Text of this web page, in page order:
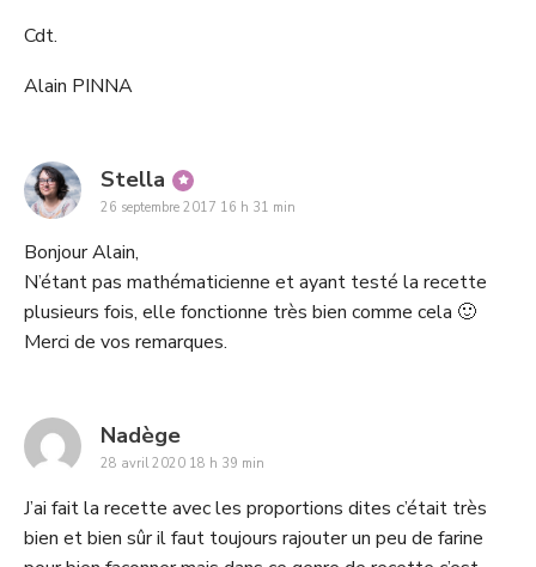
Cdt.
Alain PINNA
Stella says:
26 septembre 2017 16 h 31 min
Bonjour Alain,
N’étant pas mathématicienne et ayant testé la recette
plusieurs fois, elle fonctionne très bien comme cela 🙂
Merci de vos remarques.
Nadègesays:
28 avril 2020 18 h 39 min
J’ai fait la recette avec les proportions dites c’était très
bien et bien sûr il faut toujours rajouter un peu de farine